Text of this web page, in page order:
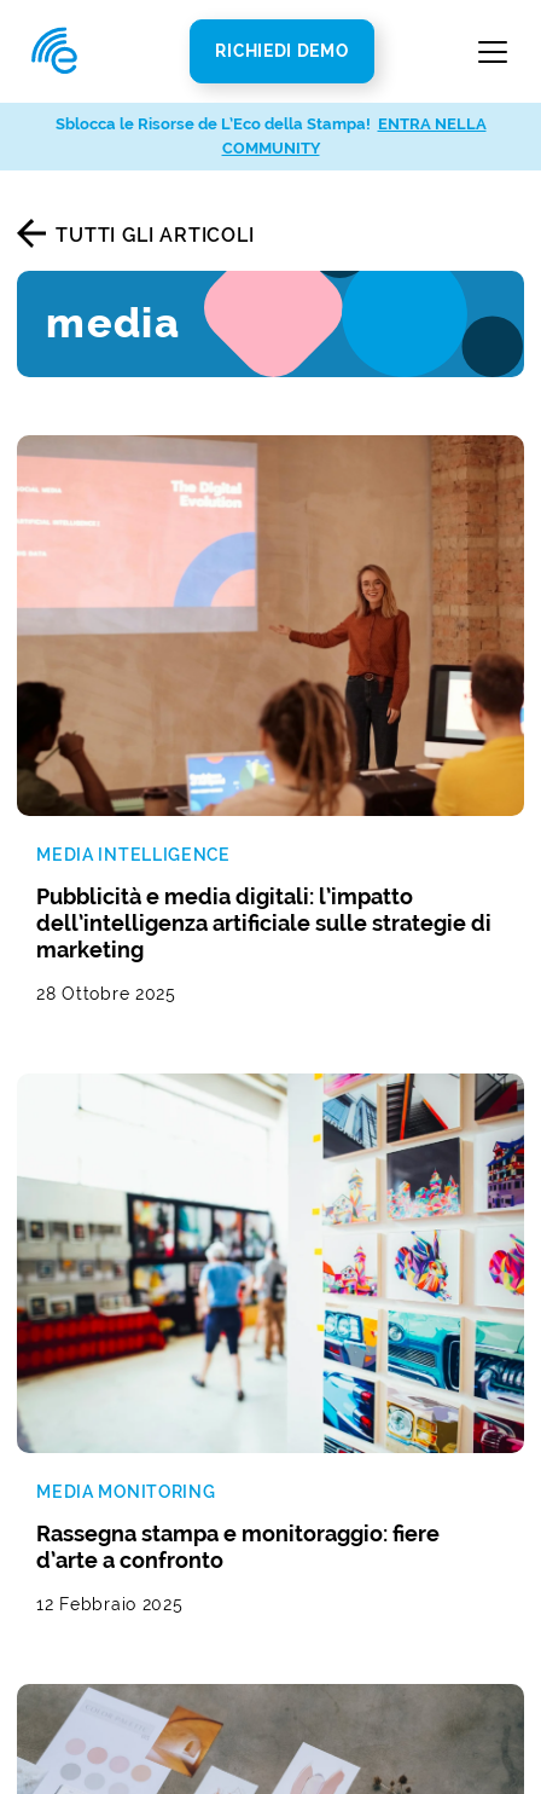
RICHIEDI DEMO
TUTTI GLI ARTICOLI
media
MEDIA INTELLIGENCE
Pubblicità e media digitali: l’impatto
dell’intelligenza artificiale sulle strategie di
marketing
28 Ottobre 2025
MEDIA MONITORING
Rassegna stampa e monitoraggio: fiere
d’arte a confronto
12 Febbraio 2025
Sblocca le Risorse de L’Eco della Stampa! ENTRA NELLA
COMMUNITY